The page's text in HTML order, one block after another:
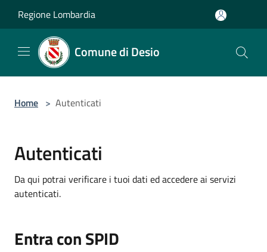
Regione Lombardia
Comune di Desio
Home > Autenticati
Autenticati
Da qui potrai verificare i tuoi dati ed accedere ai servizi
autenticati.
Entra con SPID